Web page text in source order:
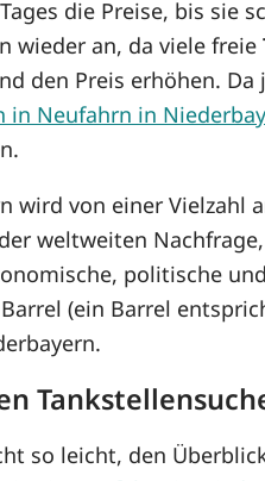
die Preise, bis sie
wieder an, da viele freie
den Preis erhöhen.
in Neufahrn in
wird von einer
weltweiten
politische
(ein Barrel
so leicht, den